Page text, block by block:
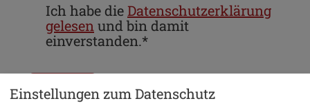
Ich habe die Datenschutzerklärung
gelesen und bin damit
einverstanden.*
Absenden
Einstellungen zum Datenschutz